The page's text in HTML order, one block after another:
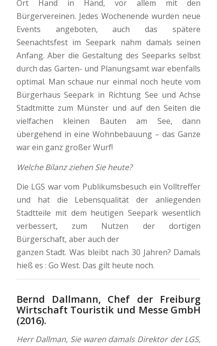
Ort Hand in Hand, vor allem mit den
Bürgervereinen. Jedes Wochenende wurden neue
Events angeboten, auch das spätere
Seenachtsfest im Seepark nahm damals seinen
Anfang. Aber die Gestaltung des Seeparks selbst
durch das Garten- und Planungsamt war ebenfalls
optimal. Man schaue nur einmal noch heute vom
Bürgerhaus Seepark in Richtung See und Achse
Stadtmitte zum Münster und auf den Seiten die
vielfachen kleinen Bauten am See, dann
übergehend in eine Wohnbebauung – das Ganze
war ein ganz großer Wurf!
Welche Bilanz ziehen Sie heute?
Die LGS war vom Publikumsbesuch ein Volltreffer
und hat die Lebensqualität der anliegenden
Stadtteile mit dem heutigen Seepark wesentlich
verbessert, zum Nutzen der dortigen
Bürgerschaft, aber auch der
ganzen Stadt. Was bleibt nach 30 Jahren? Damals
hieß es : Go West. Das gilt heute noch.
Bernd Dallmann, Chef der Freiburg
Wirtschaft Touristik und Messe GmbH
(2016).
Herr Dallman, Sie waren damals Direktor der LGS,